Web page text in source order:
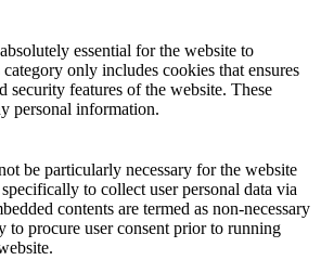
essential for the website to
only includes cookies that ensures
security features of the website. These
personal information.
be particularly necessary for the website
to collect user personal data via
contents are termed as non-necessary
to procure user consent prior to running